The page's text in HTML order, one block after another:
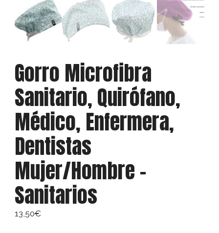
Gorro Microfibra
Sanitario, Quirófano,
Médico, Enfermera,
Dentistas
Mujer/Hombre –
Sanitarios
13,50€